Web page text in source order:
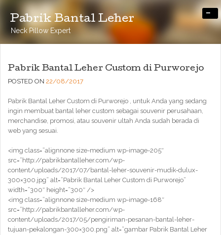
Pabrik Bantal Leher
Neck Pillow Expert
-
Pabrik Bantal Leher Custom di Purworejo
POSTED ON 22/08/2017
Pabrik Bantal Leher Custom di Purworejo , untuk Anda yang sedang
ingin membuat bantal leher custom sebagai souvenir perusahaan,
merchandise, promosi, atau souvenir ultah Anda sudah berada di
web yang sesuai.
<img class=”alignnone size-medium wp-image-205″
src=”http://pabrikbantalleher.com/wp-
content/uploads/2017/07/bantal-leher-souvenir-mudik-dulux-
300×300.jpg” alt=”Pabrik Bantal Leher Custom di Purworejo”
width=”300″ height=”300″ />
<img class=”alignnone size-medium wp-image-168″
src=”http://pabrikbantalleher.com/wp-
content/uploads/2017/05/pengiriman-pesanan-bantal-leher-
tujuan-pekalongan-300×300.png” alt=”gambar Pabrik Bantal Leher